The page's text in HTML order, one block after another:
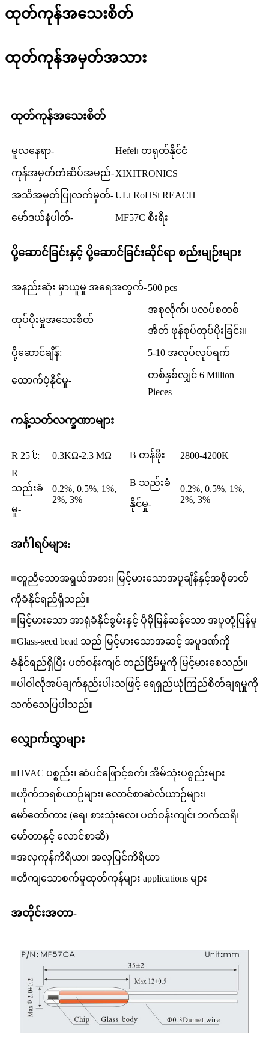
ထုတ်ကုန်အသေးစိတ်
ထုတ်ကုန်အမှတ်အသား
ထုတ်ကုန်အသေးစိတ်
မူလနေရာ- Hefei၊ တရုတ်နိုင်ငံ
ကုန်အမှတ်တံဆိပ်အမည်-XIXITRONICS
အသိအမှတ်ပြုလက်မှတ်-UL၊ RoHS၊ REACH
မော်ဒယ်နံပါတ်- MF57C စီးရီး
ပို့ဆောင်ခြင်းနှင့် ပို့ဆောင်ခြင်းဆိုင်ရာ စည်းမျဉ်းများ
အနည်းဆုံး မှာယူမှု အရေအတွက်-500 pcs
ထုပ်ပိုးမှုအသေးစိတ်
အစုလိုက်၊ ပလပ်စတစ်
အိတ် ဖုန်စုပ်ထုပ်ပိုးခြင်း။
ပို့ဆောင်ချိန်: 5-10 အလုပ်လုပ်ရက်
ထောက်ပံ့နိုင်မှု-
တစ်နှစ်လျှင် 6 Million
Pieces
ကန့်သတ်လက္ခဏာများ
R 25 ℃: 0.3KΩ-2.3 MΩ B တန်ဖိုး
2800-4200K
R
သည်းခံ
မှု-
0.2%, 0.5%, 1%,
2%, 3%
B သည်းခံ
နိုင်မှု-
0.2%, 0.5%, 1%,
2%, 3%
အင်္ဂါရပ်များ:
■တူညီသောအရွယ်အစား၊ မြင့်မားသောအပူချိန်နှင့်အစိုဓာတ်
ကိုခံနိုင်ရည်ရှိသည်။
■ မြင့်မားသော အာရုံခံနိုင်စွမ်းနှင့် ပိုမိုမြန်ဆန်သော အပူတုံ့ပြန်မှု
■Glass-seed bead သည် မြင့်မားသောအဆင့် အပူဒဏ်ကို
ခံနိုင်ရည်ရှိပြီး ပတ်ဝန်းကျင် တည်ငြိမ်မှုကို မြင့်မားစေသည်။
■ပါဝါလိုအပ်ချက်နည်းပါးသဖြင့် ရေရှည်ယုံကြည်စိတ်ချရမှုကို
သက်သေပြပါသည်။
လျှောက်လွှာများ
■HVAC ပစ္စည်း၊ ဆံပင်ဖြောင့်စက်၊ အိမ်သုံးပစ္စည်းများ
■ဟိုက်ဘရစ်ယာဉ်များ၊ လောင်စာဆဲလ်ယာဉ်များ၊
မော်တော်ကား (ရေ၊ စားသုံးလေ၊ ပတ်ဝန်းကျင်၊ ဘက်ထရီ၊
မော်တာနှင့် လောင်စာဆီ)
■အလှကုန်ကိရိယာ၊ အလှပြင်ကိရိယာ
■တိကျသောစက်မှုထုတ်ကုန်များ applications များ
အတိုင်းအတာ-